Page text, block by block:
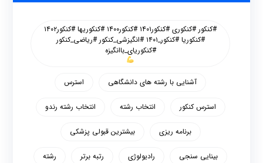
#کنکور #کنکوری #کنکور۱۴۰۱ #کنکور۱۴۰۰ #کنکوریها #کنکور۱۴۰۲
#کنکوریا #کنکور_۱۴۰۱ #انگیزشی_کنکور #ریاضی_کنکور
#کنکوریای_باانگیزه
آشنایی با رشته های دانشگاهی استرس
استرس کنکور انتخاب رشته انتخاب رشته رندو
برنامه ریزی بیشترین قبولی پزشکی
بینایی سنجی رادیولوژی رتبه برتر رشته